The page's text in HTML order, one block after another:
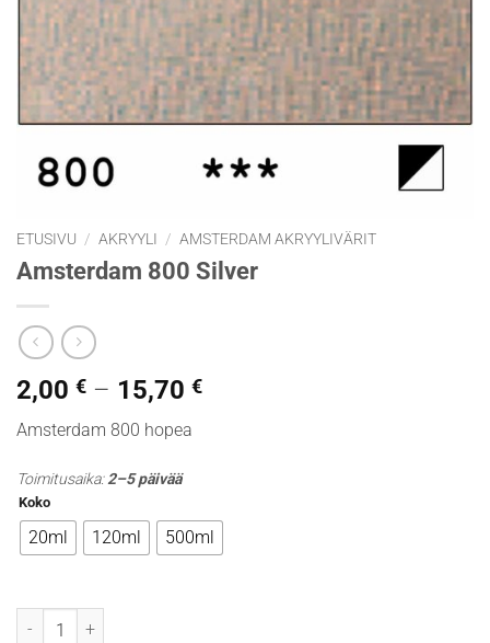
ETUSIVU / AKRYYLI / AMSTERDAM AKRYYLIVÄRIT
Amsterdam 800 Silver
2,00 € – 15,70 €Hintaluokka:
Amsterdam 800 hopea
Toimitusaika:2–5 päivää
Koko
20ml 120ml 500ml
Amsterdam 800 Silver määrä